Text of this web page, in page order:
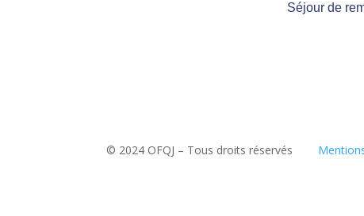
Séjour de
© 2024 OFQJ – Tous droits réservés